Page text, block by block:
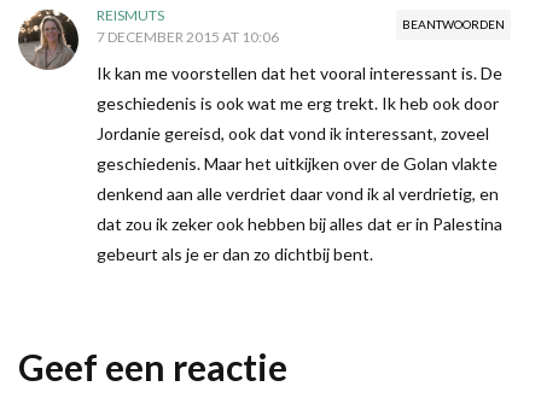
BEANTWOORDEN
REISMUTS
7 DECEMBER 2015 AT 10:06
Ik kan me voorstellen dat het vooral interessant is. De
geschiedenis is ook wat me erg trekt. Ik heb ook door
Jordanie gereisd, ook dat vond ik interessant, zoveel
geschiedenis. Maar het uitkijken over de Golan vlakte
denkend aan alle verdriet daar vond ik al verdrietig, en
dat zou ik zeker ook hebben bij alles dat er in Palestina
gebeurt als je er dan zo dichtbij bent.
Geef een reactie